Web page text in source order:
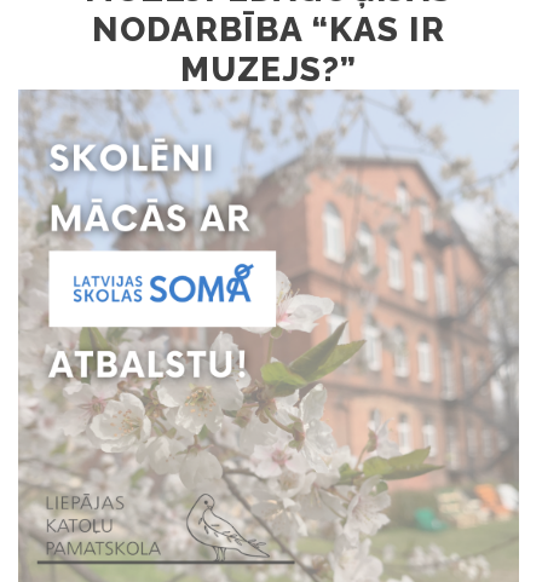
NODARBĪBA “KAS IR
MUZEJS?”